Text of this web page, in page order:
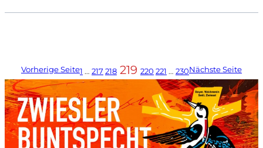
Vorherige Seite1 … 217218 219 220 221 … 230Nächste Seite